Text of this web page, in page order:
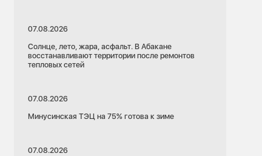
07.08.2026
Солнце, лето, жара, асфальт. В Абакане
восстанавливают территории после ремонтов
тепловых сетей
07.08.2026
Минусинская ТЭЦ на 75% готова к зиме
07.08.2026